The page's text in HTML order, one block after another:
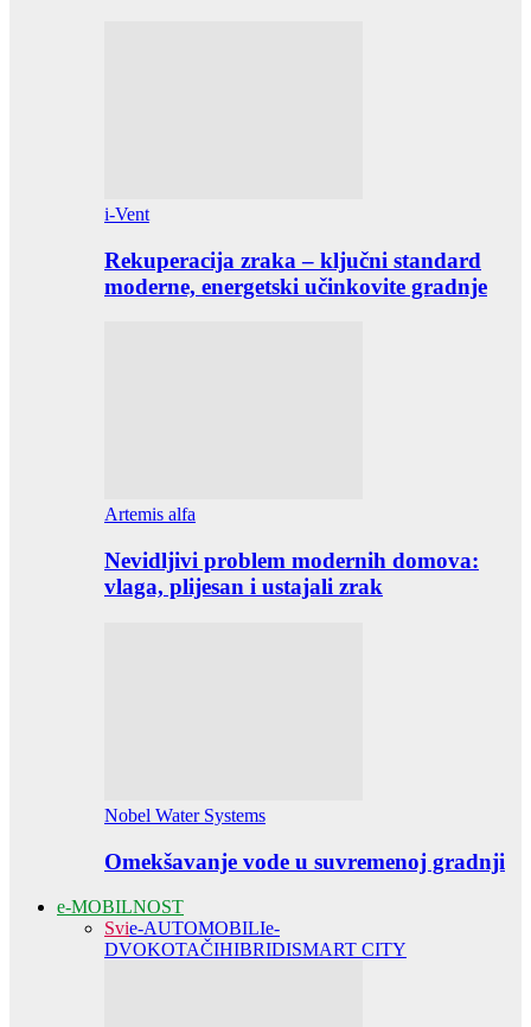
i-Vent
Rekuperacija zraka – ključni standard
moderne, energetski učinkovite gradnje
Artemis alfa
Nevidljivi problem modernih domova:
vlaga, plijesan i ustajali zrak
Nobel Water Systems
Omekšavanje vode u suvremenoj gradnji
e-MOBILNOST
Svie-AUTOMOBILIe-
DVOKOTAČIHIBRIDISMART CITY